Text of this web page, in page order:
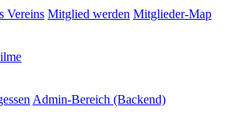
Vereins Mitglied werden Mitglieder-Map
Admin-Bereich (Backend)